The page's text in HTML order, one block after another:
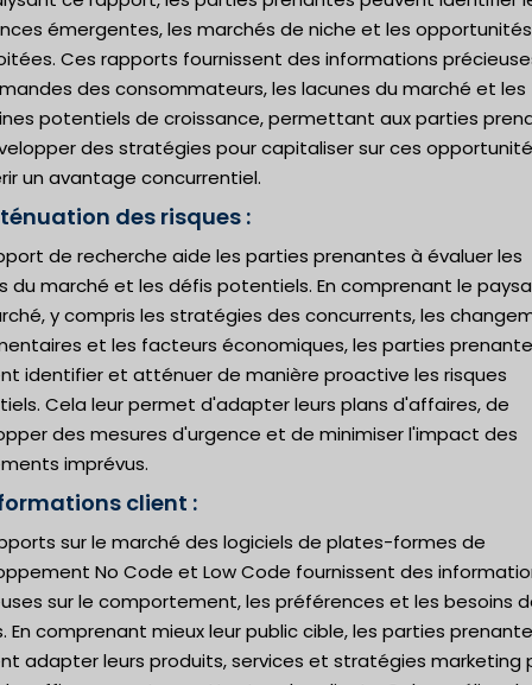
émergentes, les marchés de niche et les opportunités
Ces rapports fournissent des informations
des consommateurs, les lacunes du marché et les
potentiels de croissance, permettant aux parties
des stratégies pour capitaliser sur ces
un avantage concurrentiel.
des risques :
de recherche aide les parties prenantes à évaluer les
du marché et les défis potentiels. En comprenant le
y compris les stratégies des concurrents, les
et les facteurs économiques, les parties
identifier et atténuer de manière proactive les risques
Cela leur permet d'adapter leurs plans d'affaires, de
des mesures d'urgence et de minimiser l'impact des
imprévus.
client :
sur le marché des logiciels de plates-formes de
No Code et Low Code fournissent des
sur le comportement, les préférences et les besoins
En comprenant mieux leur public cible, les parties
adapter leurs produits, services et stratégies marketing